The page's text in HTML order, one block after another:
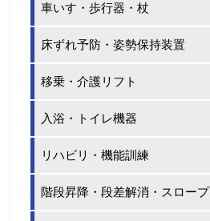
車いす・歩行器・杖
床ずれ予防・姿勢保持装置
移乗・介護リフト
入浴・トイレ機器
リハビリ・機能訓練
階段昇降・段差解消・スロープ